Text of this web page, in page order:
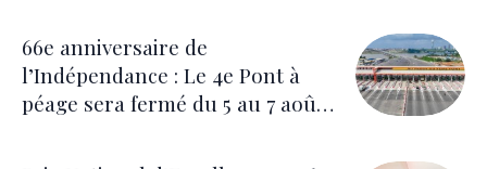
66e anniversaire de
l’Indépendance : Le 4e Pont à
péage sera fermé du 5 au 7 août